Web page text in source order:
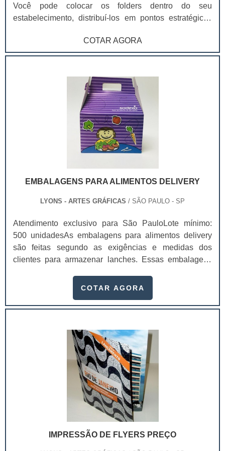
Você pode colocar os folders dentro do seu
estabelecimento, distribuí-los em pontos estratégicos
seja bem-feito, você vai contar com profissionais
especializados em diagramação e comunicação visual,
empresa e do seu produto, para enquadrar dentro do
folder. Veja, abaixo, alguns dos tipos mais tradicionais
para a impressão de folders, nos quais você pode
solicitar: Impressão em uma dobra; Impressão em duas
dobras; Impressão em três dobras em charuto;
Impressão em três dobras zig-zag.
COTAR AGORA
EMBALAGENS PARA ALIMENTOS DELIVERY
LYONS - ARTES GRÁFICAS / SÃO PAULO - SP
Atendimento exclusivo para São PauloLote mínimo:
500 unidadesAs embalagens para alimentos delivery
são feitas segundo as exigências e medidas dos
clientes para armazenar lanches. Essas embalagens
consumidores, não só por dar mais sofisticação, mas
telefone e outros canais diretos de comunicação.Com a
em panfletos e cartões de divulgação da empresa,
reduzindo os custos com publicidade. Além disso, ela
gera uma maior confiança para o consumidor, pois ele
verá um pacote belo e bem protegido.Vantagens das
embalagens de alimentosUm dos seus principais
benefícios desses recipientes é a capacidade de
proteger os alimentos, já que são feitos com materiais
que garantem a conservação do alimento e protegido a
impactos, chegando a casa do consumidor sem sofrer
nenhum dano e mantendo o seu sabor e cheiro.Além
COTAR AGORA
IMPRESSÃO DE FLYERS PREÇO